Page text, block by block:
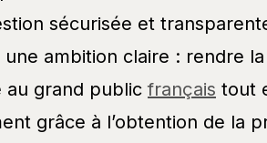
sécurisée et
une ambition claire : rendre
au grand publicfrançais tout
grâce à l’obtention de la